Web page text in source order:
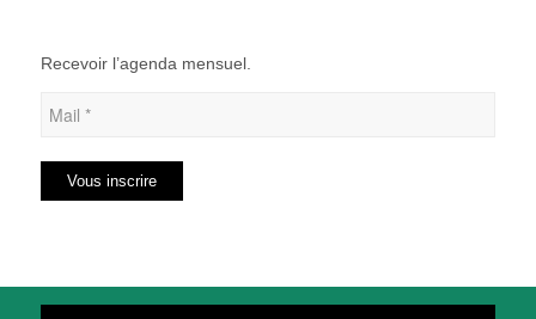
Recevoir l’agenda mensuel.